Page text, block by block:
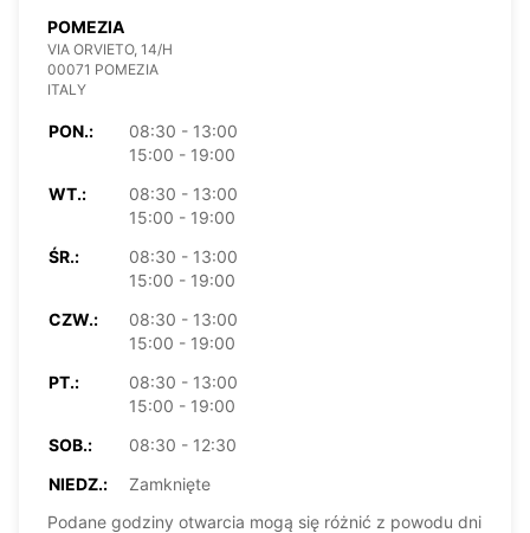
POMEZIA
VIA ORVIETO, 14/H
00071 POMEZIA
ITALY
PON.:
08:30 - 13:00
15:00 - 19:00
WT.:
08:30 - 13:00
15:00 - 19:00
ŚR.:
08:30 - 13:00
15:00 - 19:00
CZW.:
08:30 - 13:00
15:00 - 19:00
PT.:
08:30 - 13:00
15:00 - 19:00
SOB.:
08:30 - 12:30
NIEDZ.:
Zamknięte
Podane godziny otwarcia mogą się różnić z powodu dni